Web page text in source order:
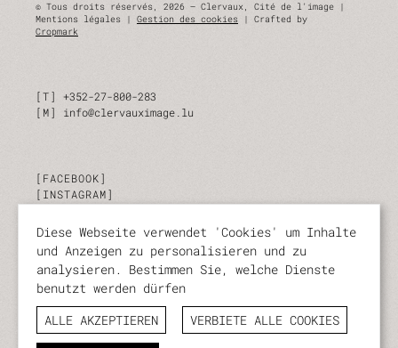
© Tous droits réservés, 2026 — Clervaux, Cité de l'image |
Mentions légales | Gestion des cookies | Crafted by
Cropmark
T
+352-27-800-283
M
info@clervauximage.lu
FACEBOOK
INSTAGRAM
ABONNIEREN SIE UNSEREN NEWSLETTER
Bleiben Sie jederzeit über unsere Aktivitäten und
Veranstaltungen auf dem Laufenden.
ABONNIEREN
Diese Webseite verwendet 'Cookies' um Inhalte
und Anzeigen zu personalisieren und zu
analysieren. Bestimmen Sie, welche Dienste
benutzt werden dürfen
ALLE AKZEPTIEREN
VERBIETE ALLE COOKIES